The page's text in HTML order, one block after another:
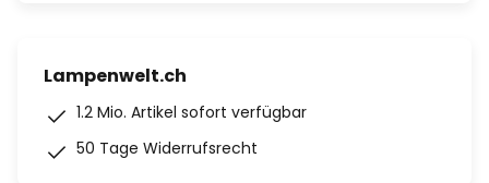
Lampenwelt.ch
1.2 Mio. Artikel sofort verfügbar
50 Tage Widerrufsrecht